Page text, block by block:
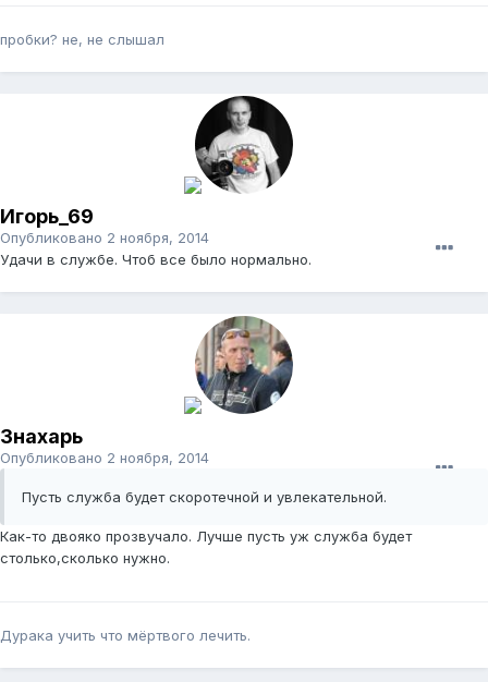
пробки? не, не слышал
Игорь_69
Опубликовано 2 ноября, 2014
Удачи в службе. Чтоб все было нормально.
Знахарь
Опубликовано 2 ноября, 2014
Пусть служба будет скоротечной и увлекательной.
Как-то двояко прозвучало. Лучше пусть уж служба будет
столько,сколько нужно.
Дурака учить что мёртвого лечить.